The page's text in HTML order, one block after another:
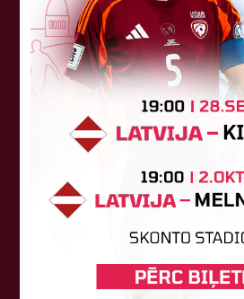
Atbalstītāji